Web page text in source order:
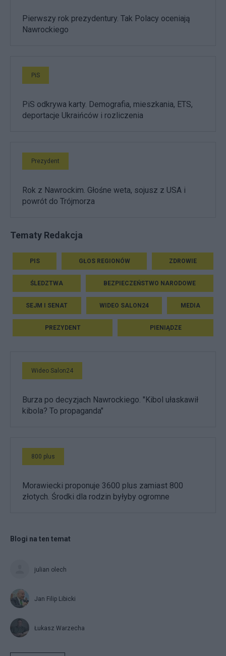
Pierwszy rok prezydentury. Tak Polacy oceniają
Nawrockiego
PiS
PiS odkrywa karty. Demografia, mieszkania, ETS,
deportacje Ukraińców i rozliczenia
Prezydent
Rok z Nawrockim. Głośne weta, sojusz z USA i
powrót do Trójmorza
Tematy Redakcja
PIS GŁOS REGIONÓW ZDROWIE
ŚLEDZTWA BEZPIECZEŃSTWO NARODOWE
SEJM I SENAT WIDEO SALON24 MEDIA
PREZYDENT PIENIĄDZE
Wideo Salon24
Burza po decyzjach Nawrockiego. "Kibol ułaskawił
kibola? To propaganda"
800 plus
Morawiecki proponuje 3600 plus zamiast 800
złotych. Środki dla rodzin byłyby ogromne
Blogi na ten temat
julian olech
Jan Filip Libicki
Łukasz Warzecha